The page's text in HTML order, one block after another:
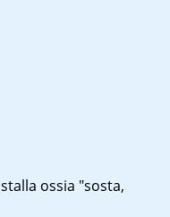
stalla ossia "sosta,